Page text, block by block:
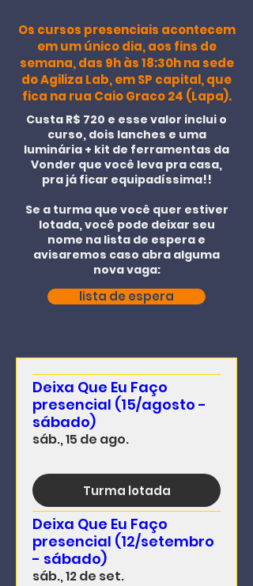
Os cursos presenciais acontecem
em um único dia, aos fins de
semana, das 9h às 18:30h na sede
do Agiliza Lab, em SP capital, que
fica na rua Caio Graco 24 (Lapa).
Custa R$ 720 e esse valor inclui o
curso, dois lanches e uma
luminária + kit de ferramentas da
Vonder que você leva pra casa,
pra já ficar equipadíssima!!
Se a turma que você quer estiver
lotada, você pode deixar seu
nome na lista de espera e
avisaremos caso abra alguma
nova vaga:
lista de espera
Deixa Que Eu Faço
presencial (15/agosto -
sábado)
sáb., 15 de ago.
Turma lotada
Deixa Que Eu Faço
presencial (12/setembro
- sábado)
sáb., 12 de set.